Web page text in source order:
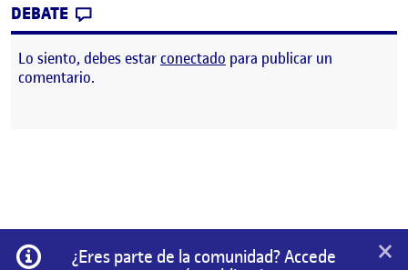
DEBATE
Lo siento, debes estarconectado para publicar un
comentario.
Información
¿Eres parte de la comunidad? Accede
×